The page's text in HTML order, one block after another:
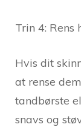
Trin 4: Rens
Hvis dit
at rense
tandbørste
snavs og